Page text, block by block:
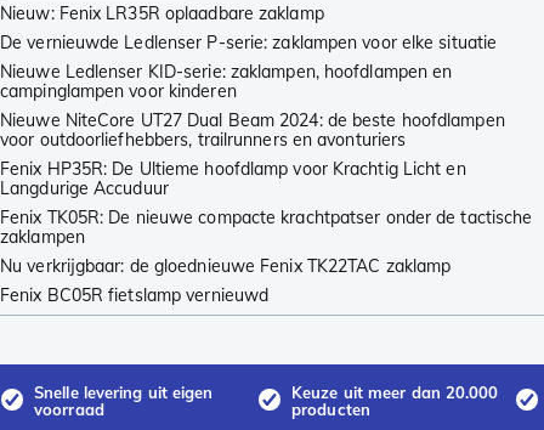
Nieuw: Fenix LR35R oplaadbare zaklamp
De vernieuwde Ledlenser P-serie: zaklampen voor elke situatie
Nieuwe Ledlenser KID-serie: zaklampen, hoofdlampen en
campinglampen voor kinderen
Nieuwe NiteCore UT27 Dual Beam 2024: de beste hoofdlampen
voor outdoorliefhebbers, trailrunners en avonturiers
Fenix HP35R: De Ultieme hoofdlamp voor Krachtig Licht en
Langdurige Accuduur
Fenix TK05R: De nieuwe compacte krachtpatser onder de tactische
zaklampen
Nu verkrijgbaar: de gloednieuwe Fenix TK22TAC zaklamp
Fenix BC05R fietslamp vernieuwd
Snelle levering uit eigen
voorraad
Keuze uit meer dan 20.000
producten